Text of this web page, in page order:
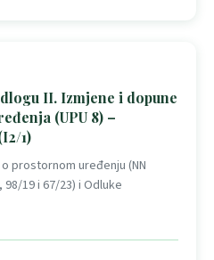
II. Izmjene i dopune
(UPU 8) –
1)
prostornom uređenju (NN
19 i 67/23) i Odluke